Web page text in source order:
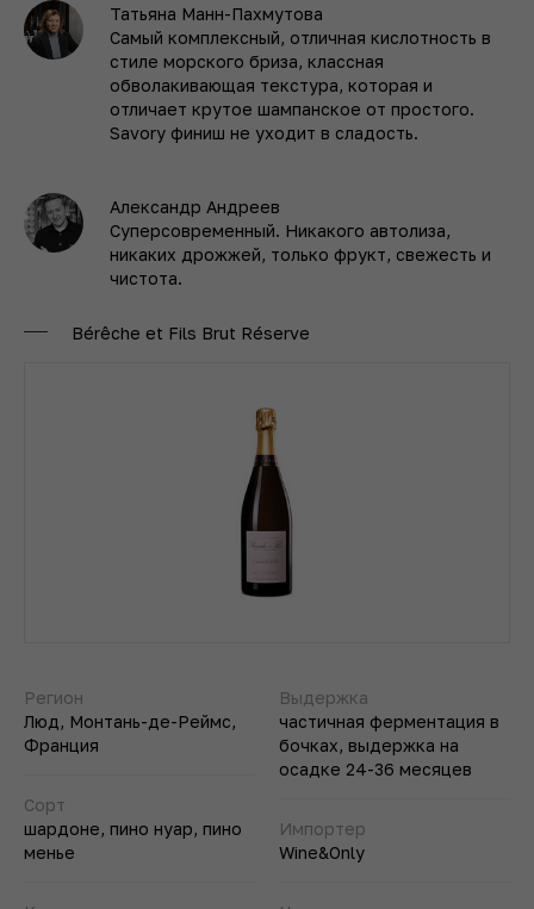
Татьяна Манн-Пахмутова
Самый комплексный, отличная кислотность в
стиле морского бриза, классная
обволакивающая текстура, которая и
отличает крутое шампанское от простого.
Savory финиш не уходит в сладость.
Александр Андреев
Суперсовременный. Никакого автолиза,
никаких дрожжей, только фрукт, свежесть и
чистота.
Bérêche et Fils Brut Réserve
Регион
Люд, Монтань-де-Реймс,
Франция
Сорт
шардоне, пино нуар, пино
менье
Выдержка
частичная ферментация в
бочках, выдержка на
осадке 24-36 месяцев
Импортер
Wine&Only